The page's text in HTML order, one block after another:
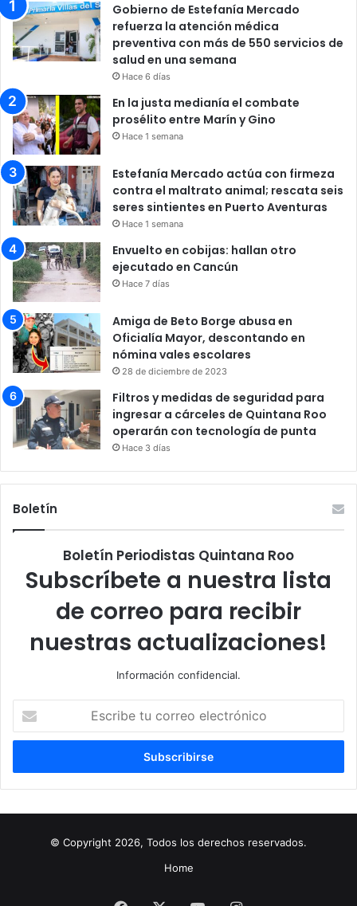
Gobierno de Estefanía Mercado
refuerza la atención médica
preventiva con más de 550 servicios de
salud en una semana
Hace 6 días
En la justa medianía el combate
prosélito entre Marín y Gino
Hace 1 semana
Estefanía Mercado actúa con firmeza
contra el maltrato animal; rescata seis
seres sintientes en Puerto Aventuras
Hace 1 semana
Envuelto en cobijas: hallan otro
ejecutado en Cancún
Hace 7 días
Amiga de Beto Borge abusa en
Oficialía Mayor, descontando en
nómina vales escolares
28 de diciembre de 2023
Filtros y medidas de seguridad para
ingresar a cárceles de Quintana Roo
operarán con tecnología de punta
Hace 3 días
Boletín
Boletín Periodistas Quintana Roo
Subscríbete a nuestra lista
de correo para recibir
nuestras actualizaciones!
Información confidencial.
correo
© Copyright 2026, Todos los derechos reservados.
Home